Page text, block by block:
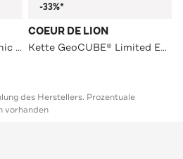
Armband GeoCUBE® Iconic Pure Multicolor
-33%*
COEUR DE LION
Kette GeoCUBE® Limited Edition Grün
des Herstellers. Prozentuale
vorhanden